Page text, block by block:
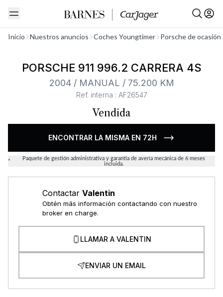
Inicio Nuestros anuncios Coches Youngtimer Porsche de ocasión
Ver todo
PORSCHE 911 996.2 CARRERA 4S
2004 / MANUAL / 75.200 KM
Ref. interna : AF26547
Vendida
ENCONTRAR LA MISMA EN 72H
*
Paquete de gestión administrativa y garantía de avería mecánica de 6 meses
incluida.
Contactar Valentin
Obtén más información contactando con nuestro
broker en charge.
LLAMAR A VALENTIN
ENVIAR UN EMAIL